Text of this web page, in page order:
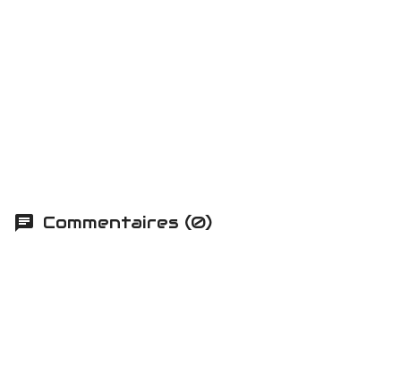
Commentaires (0)